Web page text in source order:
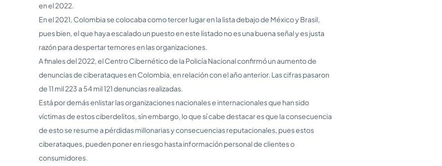
en el 2022.
En el 2021, Colombia se colocaba como tercer lugar en la lista debajo de México y Brasil,
pues bien, el que haya escalado un puesto en este listado no es una buena señal y es justa
razón para despertar temores en las organizaciones.
A finales del 2022, el Centro Cibernético de la Policía Nacional confirmó un aumento de
denuncias de ciberataques en Colombia, en relación con el año anterior. Las cifras pasaron
de 11 mil 223 a 54 mil 121 denuncias realizadas.
Está por demás enlistar las organizaciones nacionales e internacionales que han sido
víctimas de estos ciberdelitos, sin embargo, lo que sí cabe destacar es que la consecuencia
de esto se resume a pérdidas millonarias y consecuencias reputacionales, pues estos
ciberataques, pueden poner en riesgo hasta información personal de clientes o
consumidores.